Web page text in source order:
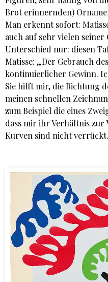
Brot erinnernden)
Man erkennt sofort:
auch auf sehr vielen
Unterschied nur: diesen
Matisse: „Der Gebrauch
kontinuierlicher Gewinn.
Sie hilft mir, die Richtung
meinen schnellen
zum Beispiel die eines
dass mir ihr Verhältnis zur
Kurven sind nicht